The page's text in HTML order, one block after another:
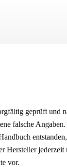
geprüft und
falsche
Hersteller
vor.